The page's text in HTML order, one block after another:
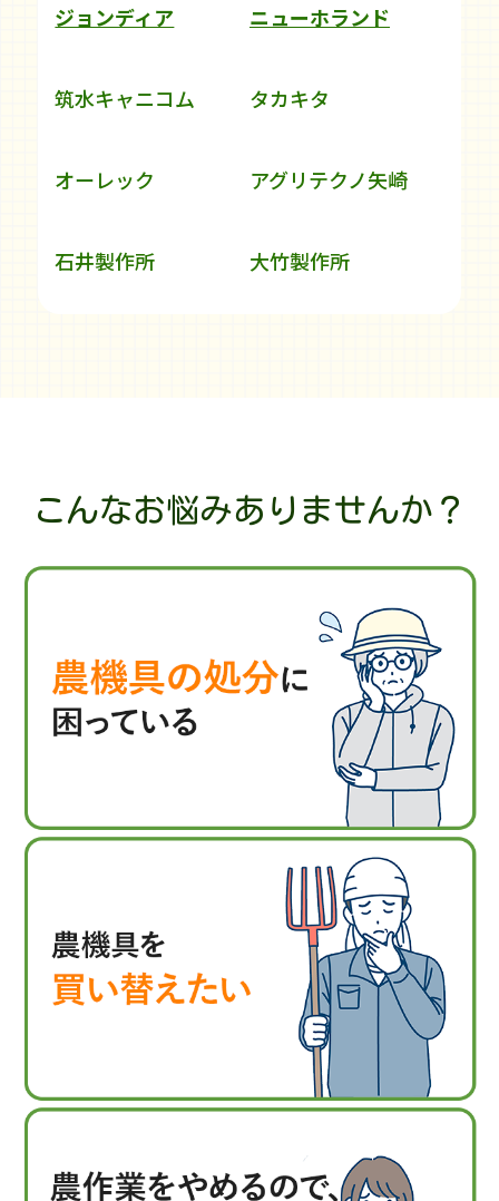
ジョンディア ニューホランド
筑水キャニコム タカキタ
オーレック アグリテクノ矢崎
石井製作所 大竹製作所
ショーシン カンリウ
ジョーニシ カーツ
昭和ブリッジ
タイショー ネポン
ササキ
みのる マメトラ農機
ニューホーランド
こんなお悩みありませんか？